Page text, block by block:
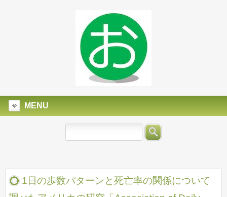
MENU
1日の歩数パターンと死亡率の関係について